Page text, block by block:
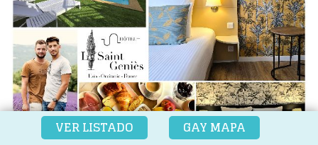
VER LISTADO GAY MAPA